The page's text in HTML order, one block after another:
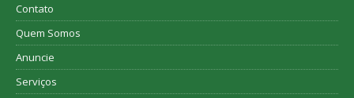
Contato
Quem Somos
Anuncie
Serviços